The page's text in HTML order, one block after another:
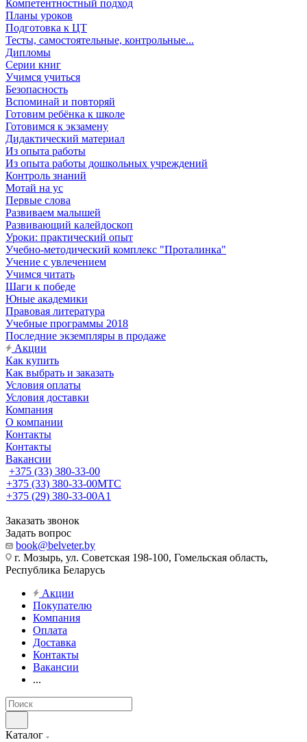
Компетентностный подход
Планы уроков
Подготовка к ЦТ
Тесты, самостоятельные, контрольные...
Дипломы
Серии книг
Учимся учиться
Безопасность
Вспоминай и повторяй
Готовим ребёнка к школе
Готовимся к экзамену
Дидактический материал
Из опыта работы
Из опыта работы дошкольных учреждений
Контроль знаний
Мотай на ус
Первые слова
Развиваем малышей
Развивающий калейдоскоп
Уроки: практический опыт
Учебно-методический комплекс "Проталинка"
Учение с увлечением
Учимся читать
Шаги к победе
Юные академики
Правовая литература
Учебные программы 2018
Последние экземпляры в продаже
Акции
Как купить
Как выбрать и заказать
Условия оплаты
Условия доставки
Компания
О компании
Контакты
Контакты
Вакансии
+375 (33) 380-33-00
+375 (33) 380-33-00МТС
+375 (29) 380-33-00А1
Заказать звонок
Задать вопрос
book@belveter.by
г. Мозырь, ул. Советская 198-100, Гомельская область,
Республика Беларусь
Акции
Покупателю
Компания
Оплата
Доставка
Контакты
Вакансии
...
Каталог